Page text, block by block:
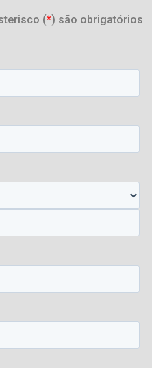
(*) são obrigatórios